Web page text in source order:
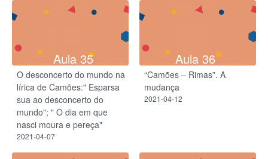
Aula 35
O desconcerto do mundo na
lírica de Camões:" Esparsa
sua ao desconcerto do
mundo"; " O dia em que
nasci moura e pereça"
2021-04-07
Aula 36
“Camões – Rimas”. A
mudança
2021-04-12